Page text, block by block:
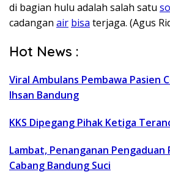
di bagian hulu adalah salah satu
cadangan air bisa terjaga. (Agus
Hot News :
Viral Ambulans Pembawa Pasien
Ihsan Bandung
KKS Dipegang Pihak Ketiga
Lambat, Penanganan Pengaduan
Cabang Bandung Suci